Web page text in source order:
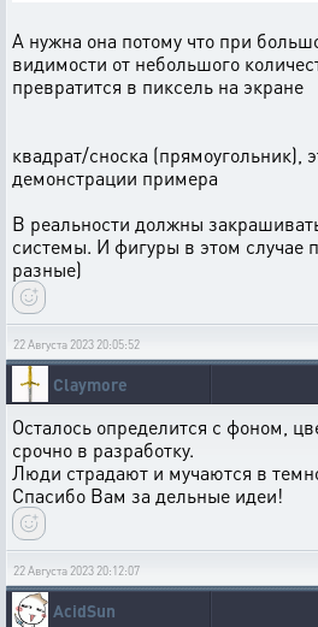
А нужна она потому что при
видимости от небольшого
превратится в пиксель на экране
квадрат/сноска (прямоугольник),
демонстрации примера
В реальности должны
системы. И фигуры в этом случае
разные)
22 Августа 2023 20:05:52
Claymore
Осталось определится с фоном,
срочно в разработку.
Люди страдают и мучаются в
Спасибо Вам за дельные идеи!
22 Августа 2023 20:12:07
AcidSun